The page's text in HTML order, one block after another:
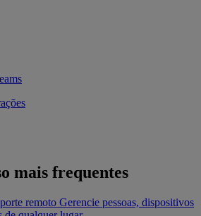
mais frequentes
remoto Gerencie pessoas, dispositivos